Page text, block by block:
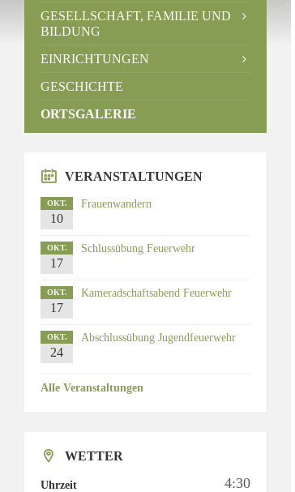
GESELLSCHAFT, FAMILIE UND
BILDUNG
EINRICHTUNGEN
GESCHICHTE
ORTSGALERIE
VERANSTALTUNGEN
OKT.
10
Frauenwandern
OKT.
17
Schlussübung Feuerwehr
OKT.
17
Kameradschaftsabend Feuerwehr
OKT.
24
Abschlussübung Jugendfeuerwehr
Alle Veranstaltungen
WETTER
Uhrzeit 4:30